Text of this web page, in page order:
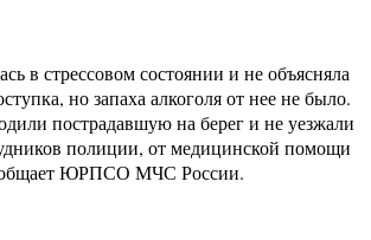
в стрессовом состоянии и не объясняла
но запаха алкоголя от нее не было.
пострадавшую на берег и не уезжали
полиции, от медицинской помощи
ЮРПСО МЧС России.